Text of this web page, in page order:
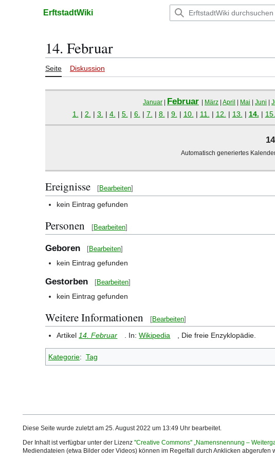
Hauptmenü
ErftstadtWiki
14. Februar
Seite Diskussion
Januar Februar März April Mai Juni
1. | 2. | 3. | 4. | 5. | 6. | 7. | 8. | 9. | 10. | 11. | 12. | 13. | 14. | 15.
Automatisch generiertes
Ereignisse [Bearbeiten]
kein Eintrag gefunden
Personen [Bearbeiten]
Geboren [Bearbeiten]
kein Eintrag gefunden
Gestorben [Bearbeiten]
kein Eintrag gefunden
Weitere Informationen [Bearbeiten]
Artikel 14. Februar . In:Wikipedia , Die freie Enzyklopädie.
Kategorie: Tag
Diese Seite wurde zuletzt am 25. August 2022 um 13:49 Uhr bearbeitet.
Der Inhalt ist verfügbar unter der Lizenz ''Creative Commons'' „Namensnennung –
Mediendateien (etwa Bilder oder Videos) können im Regelfall durch Anklicken abgerufen